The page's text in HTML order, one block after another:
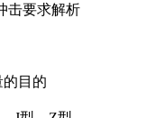
击要求解析
目的